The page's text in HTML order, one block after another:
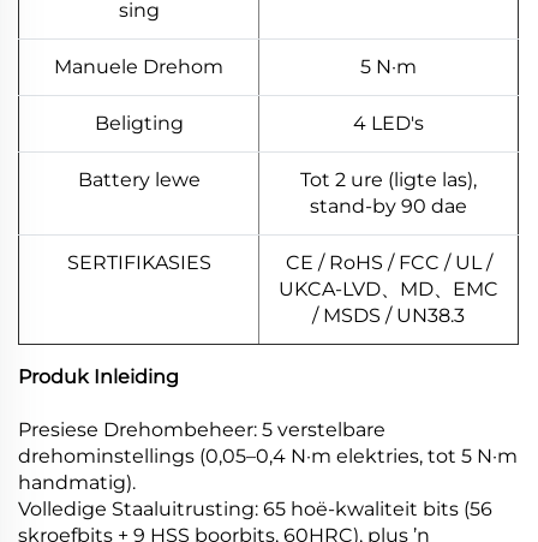
sing
Manuele Drehom 5 N·m
Beligting 4 LED's
Battery lewe
Tot 2 ure (ligte las),
stand-by 90 dae
SERTIFIKASIES
CE / RoHS / FCC / UL /
UKCA-LVD、MD、EMC
/ MSDS / UN38.3
Produk Inleiding
Presiese Drehombeheer: 5 verstelbare
drehominstellings (0,05–0,4 N·m elektries, tot 5 N·m
handmatig).
Volledige Staaluitrusting: 65 hoë-kwaliteit bits (56
skroefbits + 9 HSS boorbits, 60HRC), plus ’n